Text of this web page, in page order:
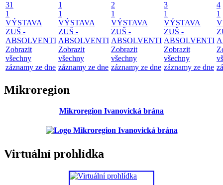
31
1
VÝSTAVA
ZUŠ -
ABSOLVENTI
Zobrazit
všechny
záznamy ze dne
1
1
VÝSTAVA
ZUŠ -
ABSOLVENTI
Zobrazit
všechny
záznamy ze dne
2
1
VÝSTAVA
ZUŠ -
ABSOLVENTI
Zobrazit
všechny
záznamy ze dne
3
1
VÝSTAVA
ZUŠ -
ABSOLVENTI
Zobrazit
všechny
záznamy ze dne
4
1
Mikroregion
Mikroregion Ivanovická brána
Virtuální prohlídka